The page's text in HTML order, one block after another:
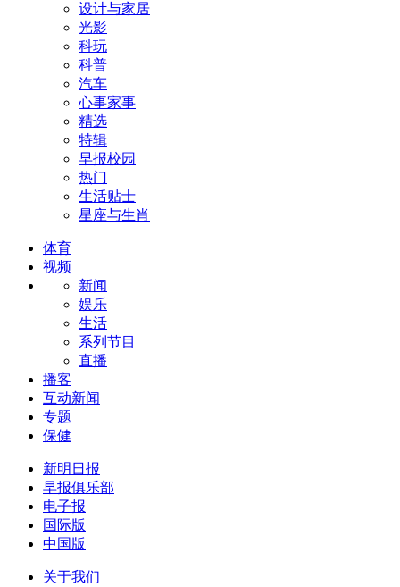
设计与家居
光影
科玩
科普
汽车
心事家事
精选
特辑
早报校园
热门
生活贴士
星座与生肖
体育
视频
新闻
娱乐
生活
系列节目
直播
播客
互动新闻
专题
保健
新明日报
早报俱乐部
电子报
国际版
中国版
关于我们